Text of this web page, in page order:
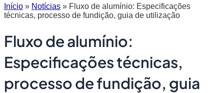
Início » Notícias » Fluxo de alumínio: Especificações
técnicas, processo de fundição, guia de utilização
Fluxo de alumínio:
Especificações técnicas,
processo de fundição, guia